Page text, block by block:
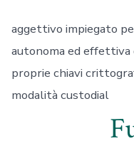
aggettivo impiegato
autonoma ed
proprie chiavi
modalità custodial